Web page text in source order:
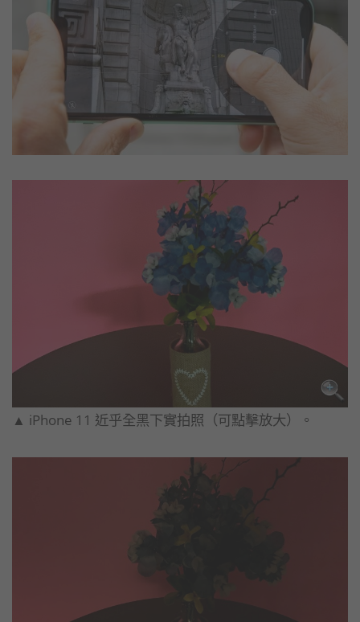
▲ iPhone 11 近乎全黑下實拍照（可點擊放大）。